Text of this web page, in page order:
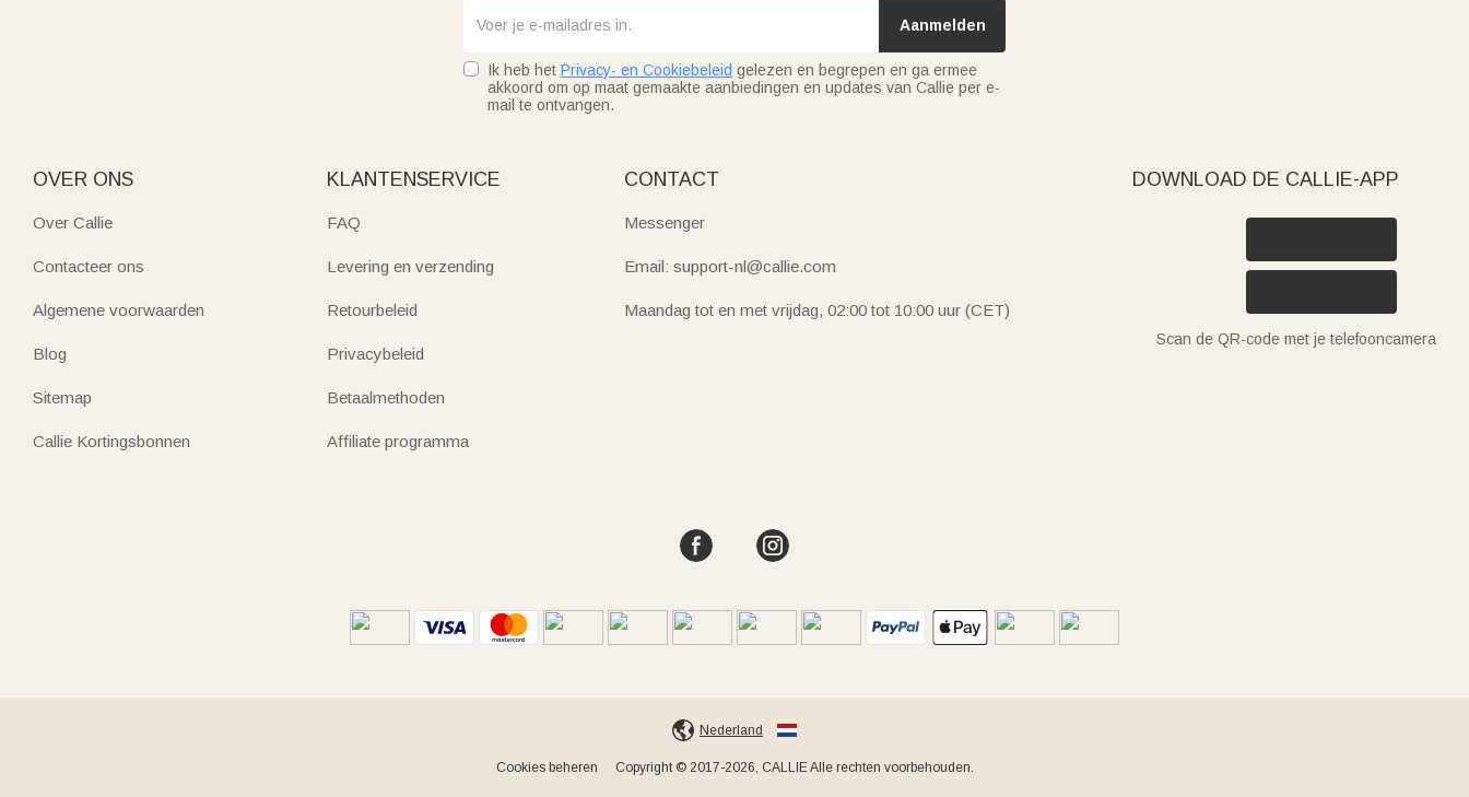
Aanmelden
Ik heb het Privacy- en Cookiebeleid gelezen en begrepen en ga ermee
akkoord om op maat gemaakte aanbiedingen en updates van Callie per e-
mail te ontvangen.
OVER ONS
Over Callie
Contacteer ons
Algemene voorwaarden
Blog
Sitemap
Callie Kortingsbonnen
KLANTENSERVICE
FAQ
Levering en verzending
Retourbeleid
Privacybeleid
Betaalmethoden
Affiliate programma
CONTACT
Messenger
Email: support-nl@callie.com
Maandag tot en met vrijdag, 02:00 tot 10:00 uur (CET)
DOWNLOAD DE CALLIE-APP
Scan de QR-code met je telefooncamera
Nederland
Cookies beheren Copyright © 2017-2026, CALLIE Alle rechten voorbehouden.